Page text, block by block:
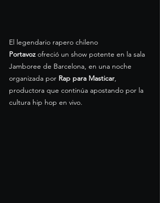
El legendario rapero chileno
Portavoz ofreció un show potente en la sala
Jamboree de Barcelona, en una noche
organizada por Rap para Masticar,
productora que continúa apostando por la
cultura hip hop en vivo.